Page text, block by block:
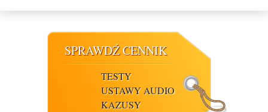
SPRAWDŹ CENNIK
TESTY
USTAWY AUDIO
KAZUSY